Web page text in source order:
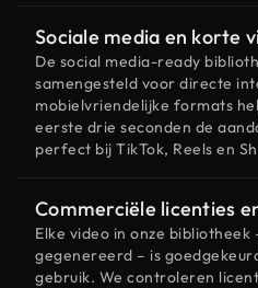
Sociale media en korte
De social media-ready
samengesteld voor directe
mobielvriendelijke formats
eerste drie seconden de
perfect bij TikTok, Reels en
Commerciële licenties
Elke video in onze
gegenereerd – is
gebruik. We controleren